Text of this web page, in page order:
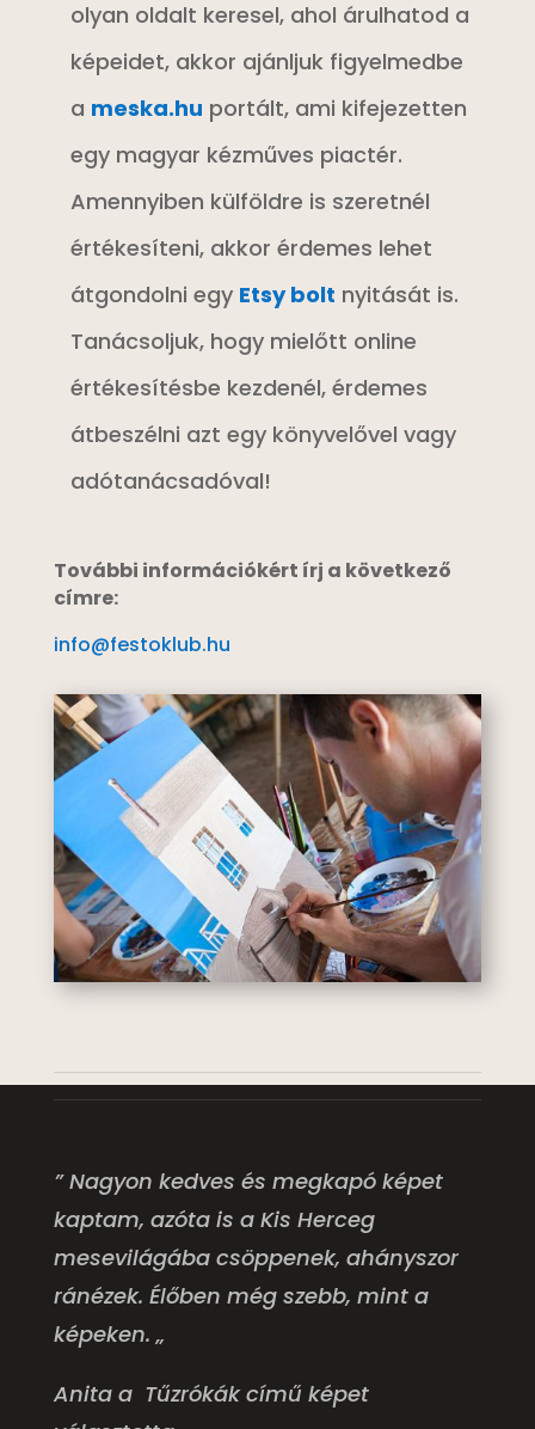
olyan oldalt keresel, ahol árulhatod a
képeidet, akkor ajánljuk figyelmedbe
a meska.hu portált, ami kifejezetten
egy magyar kézműves piactér.
Amennyiben külföldre is szeretnél
értékesíteni, akkor érdemes lehet
átgondolni egy Etsy bolt nyitását is.
Tanácsoljuk, hogy mielőtt online
értékesítésbe kezdenél, érdemes
átbeszélni azt egy könyvelővel vagy
adótanácsadóval!
További információkért írj a következő
címre:
info@festoklub.hu
” Nagyon kedves és megkapó képet
kaptam, azóta is a Kis Herceg
mesevilágába csöppenek, ahányszor
ránézek. Élőben még szebb, mint a
képeken. „
Anita a Tűzrókák című képet